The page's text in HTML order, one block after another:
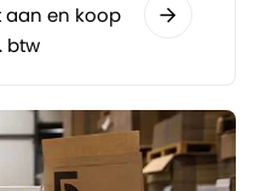
aan en koop
btw